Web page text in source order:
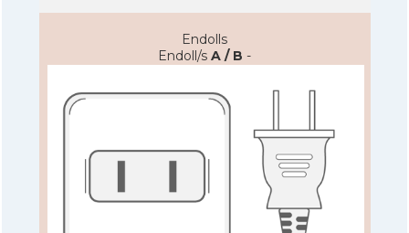
Endolls
Endoll/s A / B -